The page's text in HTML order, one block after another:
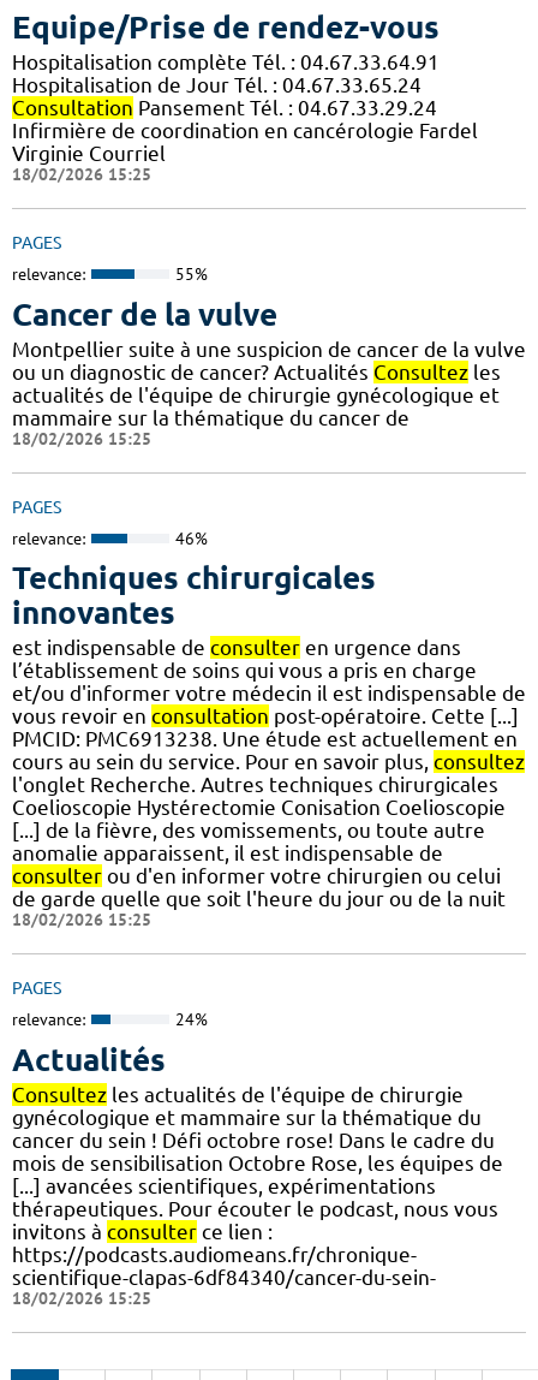
Equipe/Prise de rendez-vous
Hospitalisation complète Tél. : 04.67.33.64.91
Hospitalisation de Jour Tél. : 04.67.33.65.24
Consultation Pansement Tél. : 04.67.33.29.24
Infirmière de coordination en cancérologie Fardel
Virginie Courriel
18/02/2026 15:25
PAGES
relevance: 55%
Cancer de la vulve
Montpellier suite à une suspicion de cancer de la vulve
ou un diagnostic de cancer? Actualités Consultez les
actualités de l'équipe de chirurgie gynécologique et
mammaire sur la thématique du cancer de
18/02/2026 15:25
PAGES
relevance: 46%
Techniques chirurgicales
innovantes
est indispensable de consulter en urgence dans
l’établissement de soins qui vous a pris en charge
et/ou d'informer votre médecin il est indispensable de
vous revoir en consultation post-opératoire. Cette [...]
PMCID: PMC6913238. Une étude est actuellement en
cours au sein du service. Pour en savoir plus, consultez
l'onglet Recherche. Autres techniques chirurgicales
Coelioscopie Hystérectomie Conisation Coelioscopie
[...] de la fièvre, des vomissements, ou toute autre
anomalie apparaissent, il est indispensable de
consulter ou d'en informer votre chirurgien ou celui
de garde quelle que soit l'heure du jour ou de la nuit
18/02/2026 15:25
PAGES
relevance: 24%
Actualités
Consultez les actualités de l'équipe de chirurgie
gynécologique et mammaire sur la thématique du
cancer du sein ! Défi octobre rose! Dans le cadre du
mois de sensibilisation Octobre Rose, les équipes de
[...] avancées scientifiques, expérimentations
thérapeutiques. Pour écouter le podcast, nous vous
invitons à consulter ce lien :
https://podcasts.audiomeans.fr/chronique-
scientifique-clapas-6df84340/cancer-du-sein-
18/02/2026 15:25